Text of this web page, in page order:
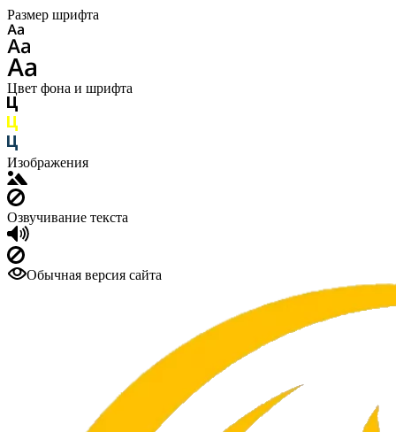
Размер шрифта
Цвет фона и шрифта
Изображения
Озвучивание текста
Обычная версия сайта